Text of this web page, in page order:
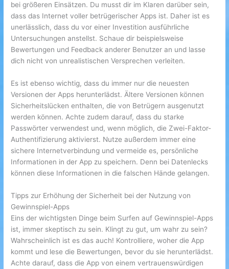
bei größeren Einsätzen. Du musst dir im Klaren darüber sein,
dass das Internet voller betrügerischer Apps ist. Daher ist es
unerlässlich, dass du vor einer Investition ausführliche
Untersuchungen anstellst. Schaue dir beispielsweise
Bewertungen und Feedback anderer Benutzer an und lasse
dich nicht von unrealistischen Versprechen verleiten.
Es ist ebenso wichtig, dass du immer nur die neuesten
Versionen der Apps herunterlädst. Ältere Versionen können
Sicherheitslücken enthalten, die von Betrügern ausgenutzt
werden können. Achte zudem darauf, dass du starke
Passwörter verwendest und, wenn möglich, die Zwei-Faktor-
Authentifizierung aktivierst. Nutze außerdem immer eine
sichere Internetverbindung und vermeide es, persönliche
Informationen in der App zu speichern. Denn bei Datenlecks
können diese Informationen in die falschen Hände gelangen.
Tipps zur Erhöhung der Sicherheit bei der Nutzung von
Gewinnspiel-Apps
Eins der wichtigsten Dinge beim Surfen auf Gewinnspiel-Apps
ist, immer skeptisch zu sein. Klingt zu gut, um wahr zu sein?
Wahrscheinlich ist es das auch! Kontrolliere, woher die App
kommt und lese die Bewertungen, bevor du sie herunterlädst.
Achte darauf, dass die App von einem vertrauenswürdigen